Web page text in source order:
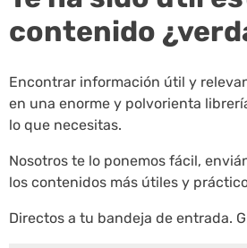
contenido
Encontrar información útil y
en una enorme y polvorienta
lo que necesitas.
Nosotros te lo ponemos fácil,
los contenidos más útiles y
Directos a tu bandeja de entrada.